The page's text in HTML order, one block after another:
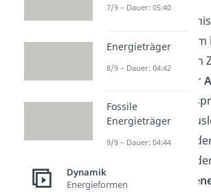
Du stellst
Schwingungen
einen rotierenden
dessen Länge der
Schwingung
beobachtende
entspricht dann
Zeigers auf eine
komplexen
7/9 – Dauer: 05:40
Energieträger
8/9 – Dauer: 04:42
Fossile
Energieträger
9/9 – Dauer: 04:44
Dynamik
Energieformen